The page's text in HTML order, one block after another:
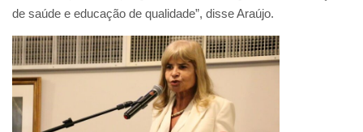
de saúde e educação de qualidade”, disse Araújo.